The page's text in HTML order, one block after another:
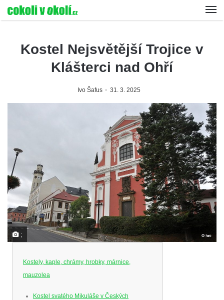
Kostel Nejsvětější Trojice v
Klášterci nad Ohří
Ivo Šafus 31. 3. 2025
;
Kostely, kaple, chrámy, hrobky, márnice,
mauzolea
Kostel svatého Mikuláše v Českých